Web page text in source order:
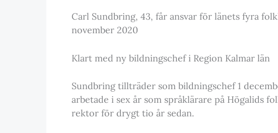
Carl Sundbring, 43, får ansvar för länets fyra
november 2020
Klart med ny bildningschef i Region Kalmar län
Sundbring tillträder som bildningschef 1
arbetade i sex år som språklärare på Högalids
rektor för drygt tio år sedan.